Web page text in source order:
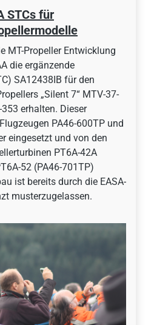
STCs für
MT-Propeller Entwicklung
die ergänzende
SA12438IB für den
„Silent 7“ MTV-37-
353 erhalten. Dieser
PA46-600TP und
eingesetzt und von den
PT6A-42A
52 (PA46-701TP)
ist bereits durch die EASA-
musterzugelassen.